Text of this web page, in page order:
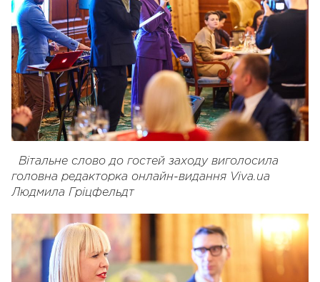
Вітальне слово до гостей заходу виголосила
головна редакторка онлайн-видання Viva.ua
Людмила Гріцфельдт